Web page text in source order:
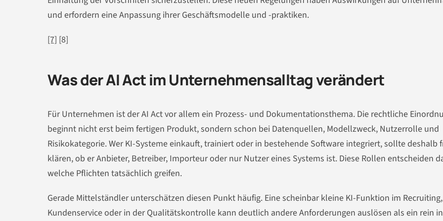
und erfordern eine Anpassung ihrer Geschäftsmodelle und -praktiken.
[7] [8]
Was der AI Act im Unternehmensalltag verändert
Für Unternehmen ist der AI Act vor allem ein Prozess- und Dokumentationsthema. Die rechtliche
beginnt nicht erst beim fertigen Produkt, sondern schon bei Datenquellen, Modellzweck, Nutzerrolle und
Risikokategorie. Wer KI-Systeme einkauft, trainiert oder in bestehende Software integriert, sollte deshalb
klären, ob er Anbieter, Betreiber, Importeur oder nur Nutzer eines Systems ist. Diese Rollen entscheiden
welche Pflichten tatsächlich greifen.
Gerade Mittelständler unterschätzen diesen Punkt häufig. Eine scheinbar kleine KI-Funktion im
Kundenservice oder in der Qualitätskontrolle kann deutlich andere Anforderungen auslösen als ein rein